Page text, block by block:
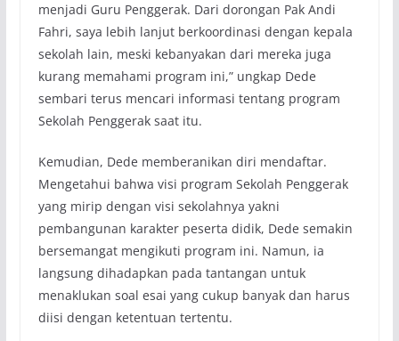
menjadi Guru Penggerak. Dari dorongan Pak Andi
Fahri, saya lebih lanjut berkoordinasi dengan kepala
sekolah lain, meski kebanyakan dari mereka juga
kurang memahami program ini,” ungkap Dede
sembari terus mencari informasi tentang program
Sekolah Penggerak saat itu.
Kemudian, Dede memberanikan diri mendaftar.
Mengetahui bahwa visi program Sekolah Penggerak
yang mirip dengan visi sekolahnya yakni
pembangunan karakter peserta didik, Dede semakin
bersemangat mengikuti program ini. Namun, ia
langsung dihadapkan pada tantangan untuk
menaklukan soal esai yang cukup banyak dan harus
diisi dengan ketentuan tertentu.